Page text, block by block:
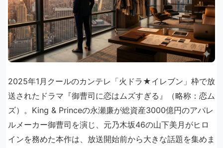
2025年1月クールのカンテレ「火ドラ★イレブン」枠で放
送されたドラマ『御曹司に恋はムズすぎる』（略称：恋ム
ズ）。King & Princeの永瀬廉が総資産3000億円のアパレ
ルメーカー御曹司を演じ、元乃木坂46の山下美月がヒロ
インを務めた本作は、放送開始前から大きな話題を集めま